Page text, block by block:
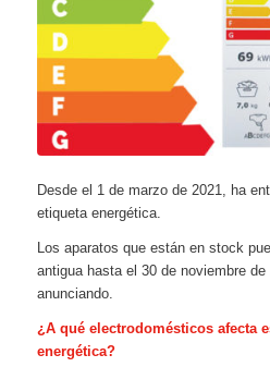
Desde el 1 de marzo de 2021, ha
etiqueta energética.
Los aparatos que están en stock
antigua hasta el 30 de noviembre
anunciando.
¿A qué electrodomésticos afecta
energética?